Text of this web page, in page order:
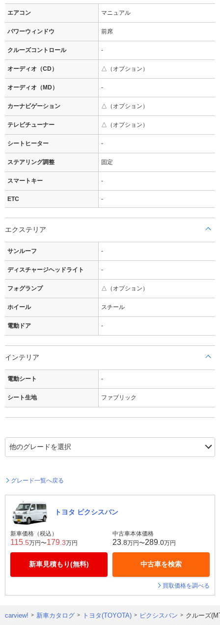
エアコン マニュアル
パワーウィンドウ 前席
クルーズコントロール -
オーディオ（CD） △（オプション）
オーディオ（MD） -
カーナビゲーション △（オプション）
テレビチューナー △（オプション）
シートヒーター -
ステアリング調整 固定
スマートキー -
ETC -
エクステリア
サンルーフ -
ディスチャージヘッドライト -
フォグランプ △（オプション）
ホイール スチール
電動ドア -
インテリア
電動シート -
シート生地 ファブリック
グレード一覧へ戻る
トヨタ ピクシスバン
新車価格（税込）
115 .5万円〜179 .3万円
新車見積もり(無料)
中古車本体価格
23 .8万円〜289 .0万円
中古車を検索
買取価格を調べる
carview! 新車カタログ トヨタ(TOYOTA) ピクシスバン クルーズ